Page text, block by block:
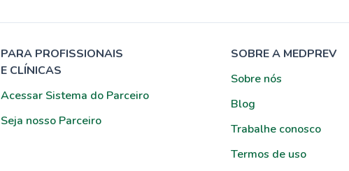
PARA PROFISSIONAIS
E CLÍNICAS
Acessar Sistema do Parceiro
Seja nosso Parceiro
SOBRE A MEDPREV
Sobre nós
Blog
Trabalhe conosco
Termos de uso